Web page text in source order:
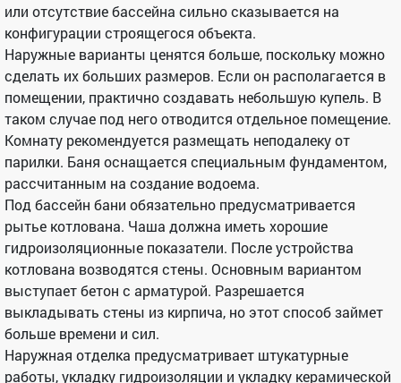
или отсутствие бассейна сильно сказывается на
конфигурации строящегося объекта.
Наружные варианты ценятся больше, поскольку можно
сделать их больших размеров. Если он располагается в
помещении, практично создавать небольшую купель. В
таком случае под него отводится отдельное помещение.
Комнату рекомендуется размещать неподалеку от
парилки. Баня оснащается специальным фундаментом,
рассчитанным на создание водоема.
Под бассейн бани обязательно предусматривается
рытье котлована. Чаша должна иметь хорошие
гидроизоляционные показатели. После устройства
котлована возводятся стены. Основным вариантом
выступает бетон с арматурой. Разрешается
выкладывать стены из кирпича, но этот способ займет
больше времени и сил.
Наружная отделка предусматривает штукатурные
работы, укладку гидроизоляции и укладку керамической